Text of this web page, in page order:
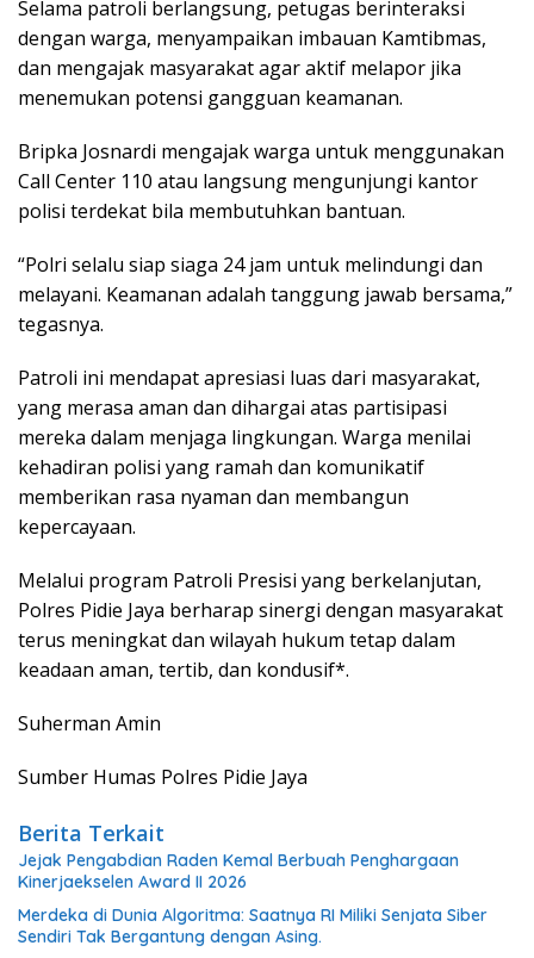
Selama patroli berlangsung, petugas berinteraksi
dengan warga, menyampaikan imbauan Kamtibmas,
dan mengajak masyarakat agar aktif melapor jika
menemukan potensi gangguan keamanan.
Bripka Josnardi mengajak warga untuk menggunakan
Call Center 110 atau langsung mengunjungi kantor
polisi terdekat bila membutuhkan bantuan.
“Polri selalu siap siaga 24 jam untuk melindungi dan
melayani. Keamanan adalah tanggung jawab bersama,”
tegasnya.
Patroli ini mendapat apresiasi luas dari masyarakat,
yang merasa aman dan dihargai atas partisipasi
mereka dalam menjaga lingkungan. Warga menilai
kehadiran polisi yang ramah dan komunikatif
memberikan rasa nyaman dan membangun
kepercayaan.
Melalui program Patroli Presisi yang berkelanjutan,
Polres Pidie Jaya berharap sinergi dengan masyarakat
terus meningkat dan wilayah hukum tetap dalam
keadaan aman, tertib, dan kondusif*.
Suherman Amin
Sumber Humas Polres Pidie Jaya
Berita Terkait
Jejak Pengabdian Raden Kemal Berbuah Penghargaan
Kinerjaekselen Award II 2026
Merdeka di Dunia Algoritma: Saatnya RI Miliki Senjata Siber
Sendiri Tak Bergantung dengan Asing.